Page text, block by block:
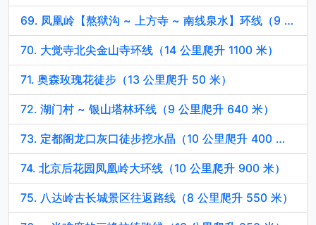
69. 凤凰岭【熬狱沟 ~ 上方寺 ~ 南线泉水】环线（9 公里爬升 900 米）
70. 大觉寺北尖金山寺环线（14 公里爬升 1100 米）
71. 奥森玫瑰花徒步（13 公里爬升 50 米）
72. 湖门村 ~ 银山塔林环线（9 公里爬升 640 米）
73. 定都阁龙口灰口徒步挖水晶（10 公里爬升 400 米）
74. 北京后花园凤凰岭大环线（10 公里爬升 900 米）
75. 八达岭古长城景区往返路线（8 公里爬升 550 米）